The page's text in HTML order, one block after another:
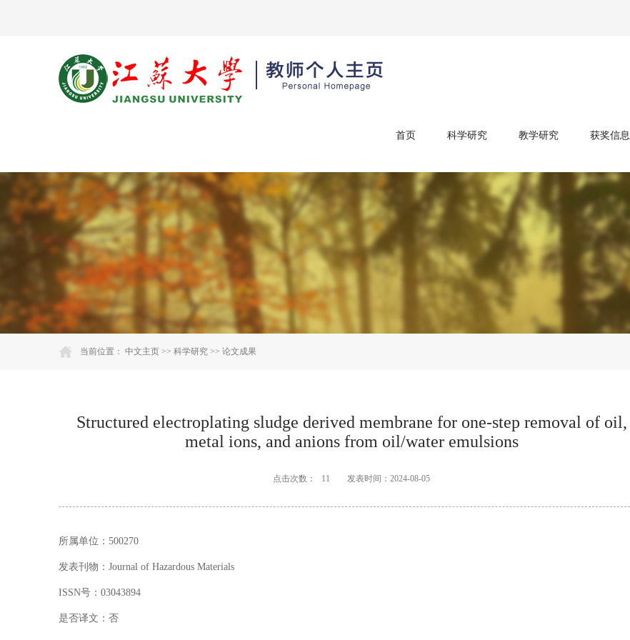
首页 科学研究 教学研究 获奖信息
当前位置： 中文主页 >> 科学研究 >> 论文成果
Structured electroplating sludge derived membrane for one-step removal of oil,
metal ions, and anions from oil/water emulsions
点击次数： 11 发表时间：2024-08-05
所属单位：500270
发表刊物：Journal of Hazardous Materials
ISSN号：03043894
是否译文：否